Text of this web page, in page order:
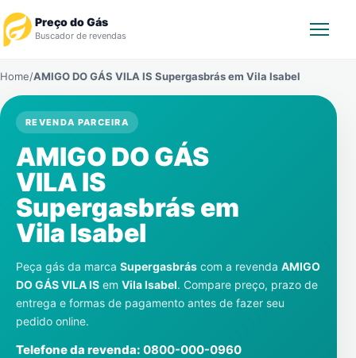
Preço do Gás
Buscador de revendas
Revendedor
Notícias
Cadastre-se
Contatos
Home/AMIGO DO GÁS VILA IS Supergasbrás em Vila Isabel
REVENDA PARCEIRA
AMIGO DO GÁS
VILA IS
Supergasbrás em
Vila Isabel
Peça gás da marca Supergasbrás com a revenda AMIGO
DO GÁS VILA IS em Vila Isabel. Compare preço, prazo de
entrega e formas de pagamento antes de fazer seu
pedido online.
Telefone da revenda: 0800-000-0960